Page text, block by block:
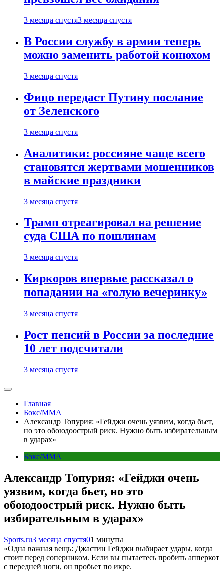
3 месяца спустя3 месяца спустя
В России службу в армии теперь
можно заменить работой конюхом
3 месяца спустя
Фицо передаст Путину послание
от Зеленского
3 месяца спустя
Аналитики: россияне чаще всего
становятся жертвами мошенников
в майские праздники
3 месяца спустя
Трамп отреагировал на решение
суда США по пошлинам
3 месяца спустя
Киркоров впервые рассказал о
попадании на «голую вечеринку»
3 месяца спустя
Рост пенсий в России за последние
10 лет подсчитали
3 месяца спустя
Главная
Бокс/MMA
Александр Топурия: «Гейджи очень уязвим, когда бьет,
но это обоюдоострый риск. Нужно быть избирательным
в ударах»
Бокс/MMA
Александр Топурия: «Гейджи очень
уязвим, когда бьет, но это
обоюдоострый риск. Нужно быть
избирательным в ударах»
Sports.ru3 месяца спустя01 минуты
«Одна важная вещь: Джастин Гейджи выбирает удары, когда
стоит перед соперником. Если вы пытаетесь пробить апперкот
с передней ноги, он пробьет по икре.